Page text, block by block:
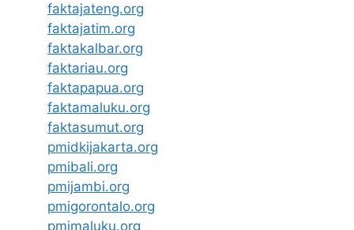
faktajateng.org
faktajatim.org
faktakalbar.org
faktariau.org
faktapapua.org
faktamaluku.org
faktasumut.org
pmidkijakarta.org
pmibali.org
pmijambi.org
pmigorontalo.org
pmimaluku.org